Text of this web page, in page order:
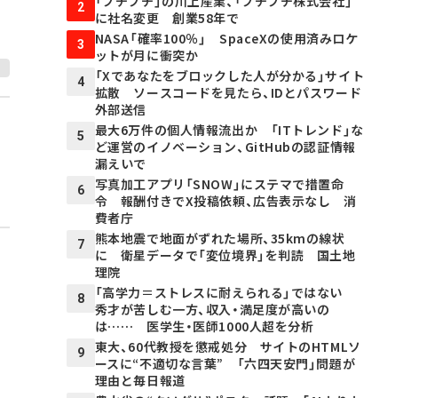
2
に社名変更 創業58年で
3
NASA「確率100％」 SpaceXの使用済みロケ
ットが月に衝突か
4
「Xであなたをブロックした人が分かる」サイト
拡散 ソースコードを見たら、IDとパスワード
外部送信
5
最大6万件の個人情報流出か 「ITトレンド」な
ど運営のイノベーション、GitHubの認証情報
漏えいで
6
写真加工アプリ「SNOW」にステマで措置命
令 報酬付きでX投稿依頼、広告表示なし 消
費者庁
7
熊本地震で地面がずれた場所、35kmの線状
に 衛星データで「変位境界」を判読 国土地
理院
8
「高学力＝ストレスに耐えられる」ではない
秀才が苦しむ一方、収入・満足度が高いの
は…… 医学生・医師1000人超を分析
9
東大、60代教授を懲戒処分 サイトのHTMLソ
ースに“不適切な言葉” 「六四天安門」問題が
理由と毎日報道